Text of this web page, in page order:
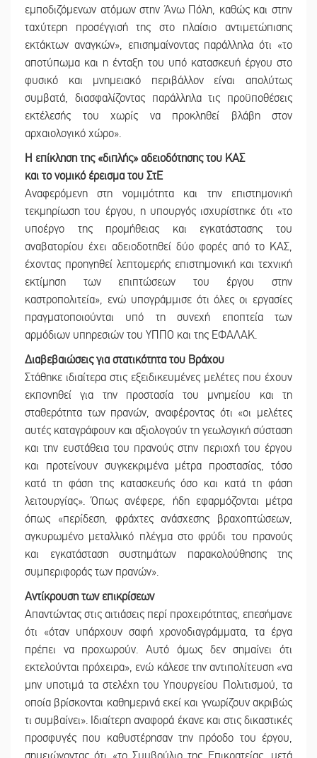
εμποδιζόμενων ατόμων στην Άνω Πόλη, καθώς και στην
ταχύτερη προσέγγισή της στο πλαίσιο αντιμετώπισης
εκτάκτων αναγκών», επισημαίνοντας παράλληλα ότι «το
αποτύπωμα και η ένταξη του υπό κατασκευή έργου στο
φυσικό και μνημειακό περιβάλλον είναι απολύτως
συμβατά, διασφαλίζοντας παράλληλα τις προϋποθέσεις
εκτέλεσής του χωρίς να προκληθεί βλάβη στον
αρχαιολογικό χώρο».
Η επίκληση της «διπλής» αδειοδότησης του ΚΑΣ
και το νομικό έρεισμα του ΣτΕ
Αναφερόμενη στη νομιμότητα και την επιστημονική
τεκμηρίωση του έργου, η υπουργός ισχυρίστηκε ότι «το
υποέργο της προμήθειας και εγκατάστασης του
αναβατορίου έχει αδειοδοτηθεί δύο φορές από το ΚΑΣ,
έχοντας προηγηθεί λεπτομερής επιστημονική και τεχνική
εκτίμηση των επιπτώσεων του έργου στην
καστροπολιτεία», ενώ υπογράμμισε ότι όλες οι εργασίες
πραγματοποιούνται υπό τη συνεχή εποπτεία των
αρμόδιων υπηρεσιών του ΥΠΠΟ και της ΕΦΑΛΑΚ.
Διαβεβαιώσεις για στατικότητα του Βράχου
Στάθηκε ιδιαίτερα στις εξειδικευμένες μελέτες που έχουν
εκπονηθεί για την προστασία του μνημείου και τη
σταθερότητα των πρανών, αναφέροντας ότι «οι μελέτες
αυτές καταγράφουν και αξιολογούν τη γεωλογική σύσταση
και την ευστάθεια του πρανούς στην περιοχή του έργου
και προτείνουν συγκεκριμένα μέτρα προστασίας, τόσο
κατά τη φάση της κατασκευής όσο και κατά τη φάση
λειτουργίας». Όπως ανέφερε, ήδη εφαρμόζονται μέτρα
όπως «περίδεση, φράχτες ανάσχεσης βραχοπτώσεων,
αγκυρωμένο μεταλλικό πλέγμα στο φρύδι του πρανούς
και εγκατάσταση συστημάτων παρακολούθησης της
συμπεριφοράς των πρανών».
Αντίκρουση των επικρίσεων
Απαντώντας στις αιτιάσεις περί προχειρότητας, επεσήμανε
ότι «όταν υπάρχουν σαφή χρονοδιαγράμματα, τα έργα
πρέπει να προχωρούν. Αυτό όμως δεν σημαίνει ότι
εκτελούνται πρόχειρα», ενώ κάλεσε την αντιπολίτευση «να
μην υποτιμά τα στελέχη του Υπουργείου Πολιτισμού, τα
οποία βρίσκονται καθημερινά εκεί και γνωρίζουν ακριβώς
τι συμβαίνει». Ιδιαίτερη αναφορά έκανε και στις δικαστικές
προσφυγές που καθυστέρησαν την πρόοδο του έργου,